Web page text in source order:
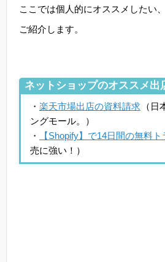
ここでは個人的にオススメしたい
ご紹介します。
ネットショップのオススメ出
・ 楽天市場出店の資料請求 （
ングモール。）
・
【Shopify】で14日間の無料
売に強い！）